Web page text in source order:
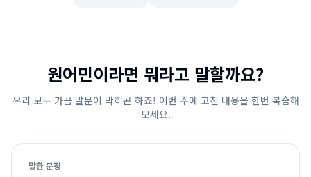
원어민이라면 뭐라고 말할까요?
우리 모두 가끔 말문이 막히곤 하죠! 이번 주에 고친 내용을 한번 복습해
보세요.
말한 문장